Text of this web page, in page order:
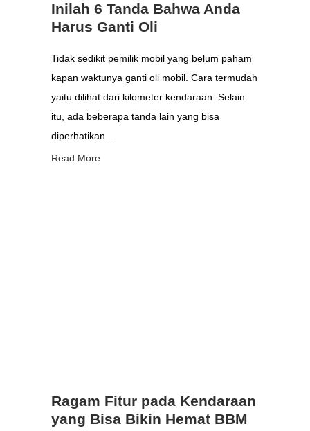
Inilah 6 Tanda Bahwa Anda
Harus Ganti Oli
Tidak sedikit pemilik mobil yang belum paham
kapan waktunya ganti oli mobil. Cara termudah
yaitu dilihat dari kilometer kendaraan. Selain
itu, ada beberapa tanda lain yang bisa
diperhatikan....
Read More
Ragam Fitur pada Kendaraan
yang Bisa Bikin Hemat BBM